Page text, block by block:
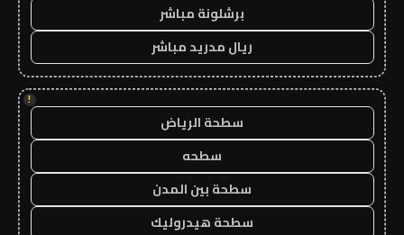
برشلونة مباشر
ريال مدريد مباشر
!
سطحة الرياض
سطحه
سطحة بين المدن
سطحة هيدروليك